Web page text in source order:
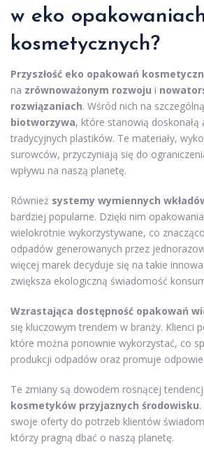
w eko
kosmetycznych?
Przyszłość eko opakowań
na zrównoważonym rozwoju i
rozwiązaniach. Wśród nich na
biotworzywa, które stanowią doskonałą
tradycyjnych plastików. Te materiały,
surowców, przyczyniają się do
wpływu na naszą planetę.
Również systemy wymiennych
bardziej popularne. Dzięki nim
wielokrotnie wykorzystywane, co
odpadów generowanych przez
więcej marek decyduje się na takie
zwiększa ekologiczną świadomość
Wzrastająca dostępność opakowań
się kluczowym trendem w branży. Klienci
które można ponownie wykorzystać, co
produkcji odpadów oraz promuje
Te zmiany są dowodem rosnącej
kosmetyków przyjaznych środowisku
swoje oferty do potrzeb klientów
którzy pragną dbać o naszą planetę.